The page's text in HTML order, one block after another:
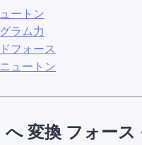
ートン
ラム力
フォース
ュートン
変換 フォース